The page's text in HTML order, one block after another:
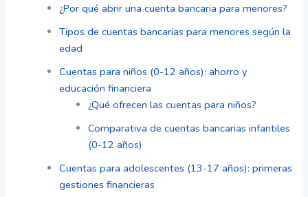
¿Por qué abrir una cuenta bancaria para menores?
Tipos de cuentas bancarias para menores según la
edad
Cuentas para niños (0-12 años): ahorro y
educación financiera
¿Qué ofrecen las cuentas para niños?
Comparativa de cuentas bancarias infantiles
(0-12 años)
Cuentas para adolescentes (13-17 años): primeras
gestiones financieras